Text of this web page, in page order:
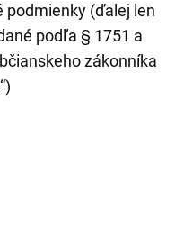
podmienky (ďalej len
podľa § 1751 a
zákonníka